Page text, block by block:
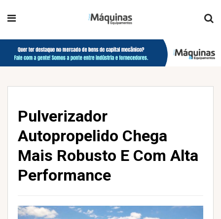
Pulverizador
Autopropelido Chega
Mais Robusto E Com Alta
Performance